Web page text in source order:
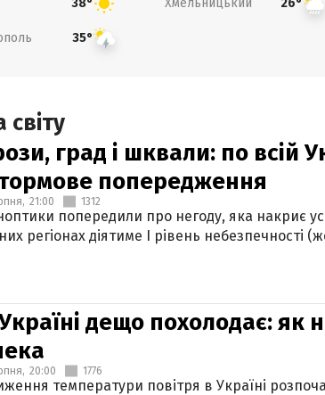
38° 26°
35°
град і шквали: по всій
попередження
21:00 1312
попередили про негоду, яка накриє
регіонах діятиме І рівень небезпечності
дещо похолодає: як
20:00 1776
температури повітря в Україні